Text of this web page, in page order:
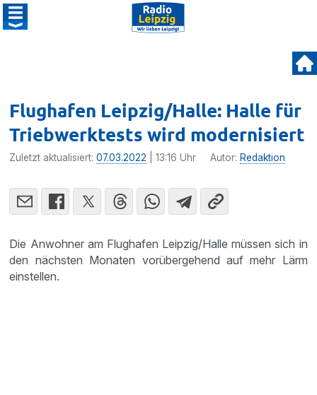
Flughafen Leipzig/Halle: Halle für
Triebwerktests wird modernisiert
Zuletzt aktualisiert:07.03.2022 | 13:16 Uhr Autor: Redaktion
Die Anwohner am Flughafen Leipzig/Halle müssen sich in
den nächsten Monaten vorübergehend auf mehr Lärm
einstellen.